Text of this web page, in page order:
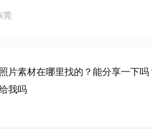
莞
片素材在哪里找的？能分享一下吗
我吗